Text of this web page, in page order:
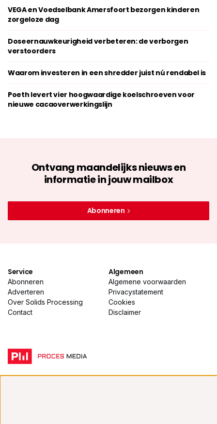
VEGA en Voedselbank Amersfoort bezorgen kinderen
zorgeloze dag
Doseernauwkeurigheid verbeteren: de verborgen
verstoorders
Waarom investeren in een shredder juist nú rendabel is
Poeth levert vier hoogwaardige koelschroeven voor
nieuwe cacaoverwerkingslijn
Ontvang maandelijks nieuws en
informatie in jouw mailbox
Abonneren
Service
Abonneren
Adverteren
Over Solids Processing
Contact
Algemeen
Algemene voorwaarden
Privacystatement
Cookies
Disclaimer